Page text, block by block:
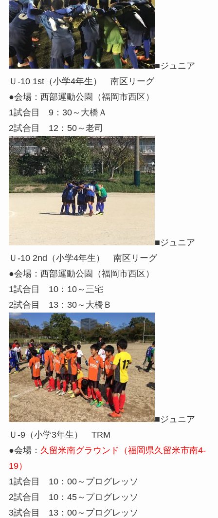
■ジュニア
Ｕ-10 1st（小学4年生） 南区リーグ
●会場：西部運動公園（福岡市西区）
1試合目 9：30～大橋Ａ
2試合目 12：50～老司
■ジュニア
Ｕ-10 2nd（小学4年生） 南区リーグ
●会場：西部運動公園（福岡市西区）
1試合目 10：10～三宅
2試合目 13：30～大橋Ｂ
■ジュニア
Ｕ-9（小学3年生） TRM
●会場： 久留米南グラウンド（福岡県久留米市南4-
19）
1試合目 10：00～プログレッソ
2試合目 10：45～プログレッソ
3試合目 13：00～プログレッソ